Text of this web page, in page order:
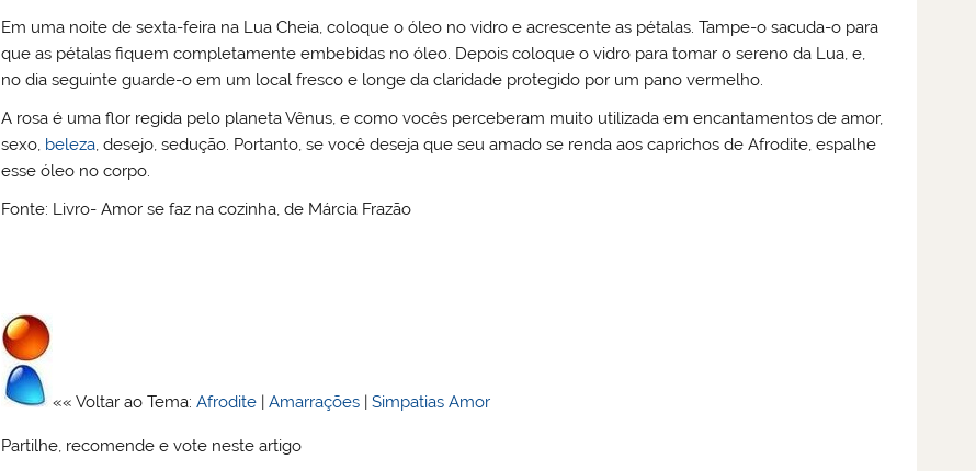
Em uma noite de sexta-feira na Lua Cheia, coloque o óleo no vidro e acrescente as pétalas. Tampe-o sacuda-o para
que as pétalas fiquem completamente embebidas no óleo. Depois coloque o vidro para tomar o sereno da Lua, e,
no dia seguinte guarde-o em um local fresco e longe da claridade protegido por um pano vermelho.
A rosa é uma flor regida pelo planeta Vênus, e como vocês perceberam muito utilizada em encantamentos de amor,
sexo, beleza, desejo, sedução. Portanto, se você deseja que seu amado se renda aos caprichos de Afrodite, espalhe
esse óleo no corpo.
Fonte: Livro- Amor se faz na cozinha, de Márcia Frazão
«« Voltar ao Tema:Afrodite |Amarrações |Simpatias Amor
Partilhe, recomende e vote neste artigo